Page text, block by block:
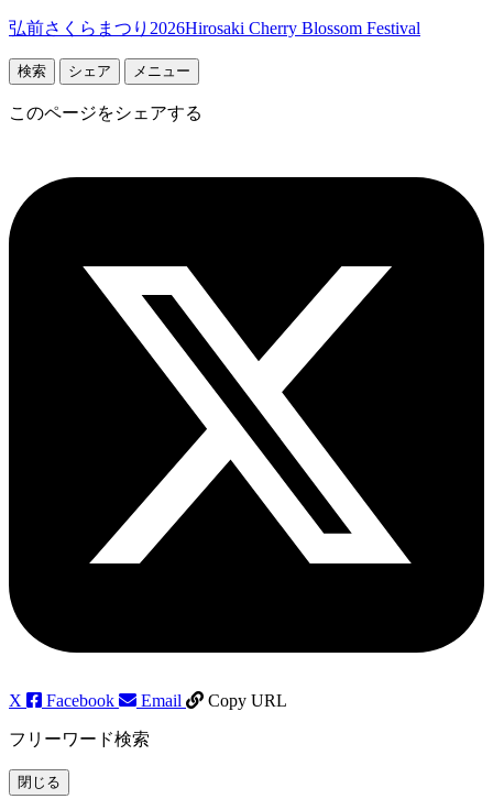
弘前さくらまつり2026Hirosaki Cherry Blossom Festival
検索 シェア メニュー
このページをシェアする
X Facebook Email Copy URL
フリーワード検索
閉じる